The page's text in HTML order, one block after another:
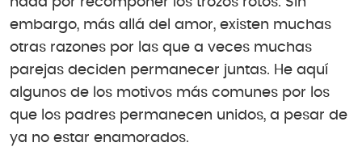
embargo, más allá del amor, existen muchas
otras razones por las que a veces muchas
parejas deciden permanecer juntas. He aquí
algunos de los motivos más comunes por los
que los padres permanecen unidos, a pesar de
ya no estar enamorados.